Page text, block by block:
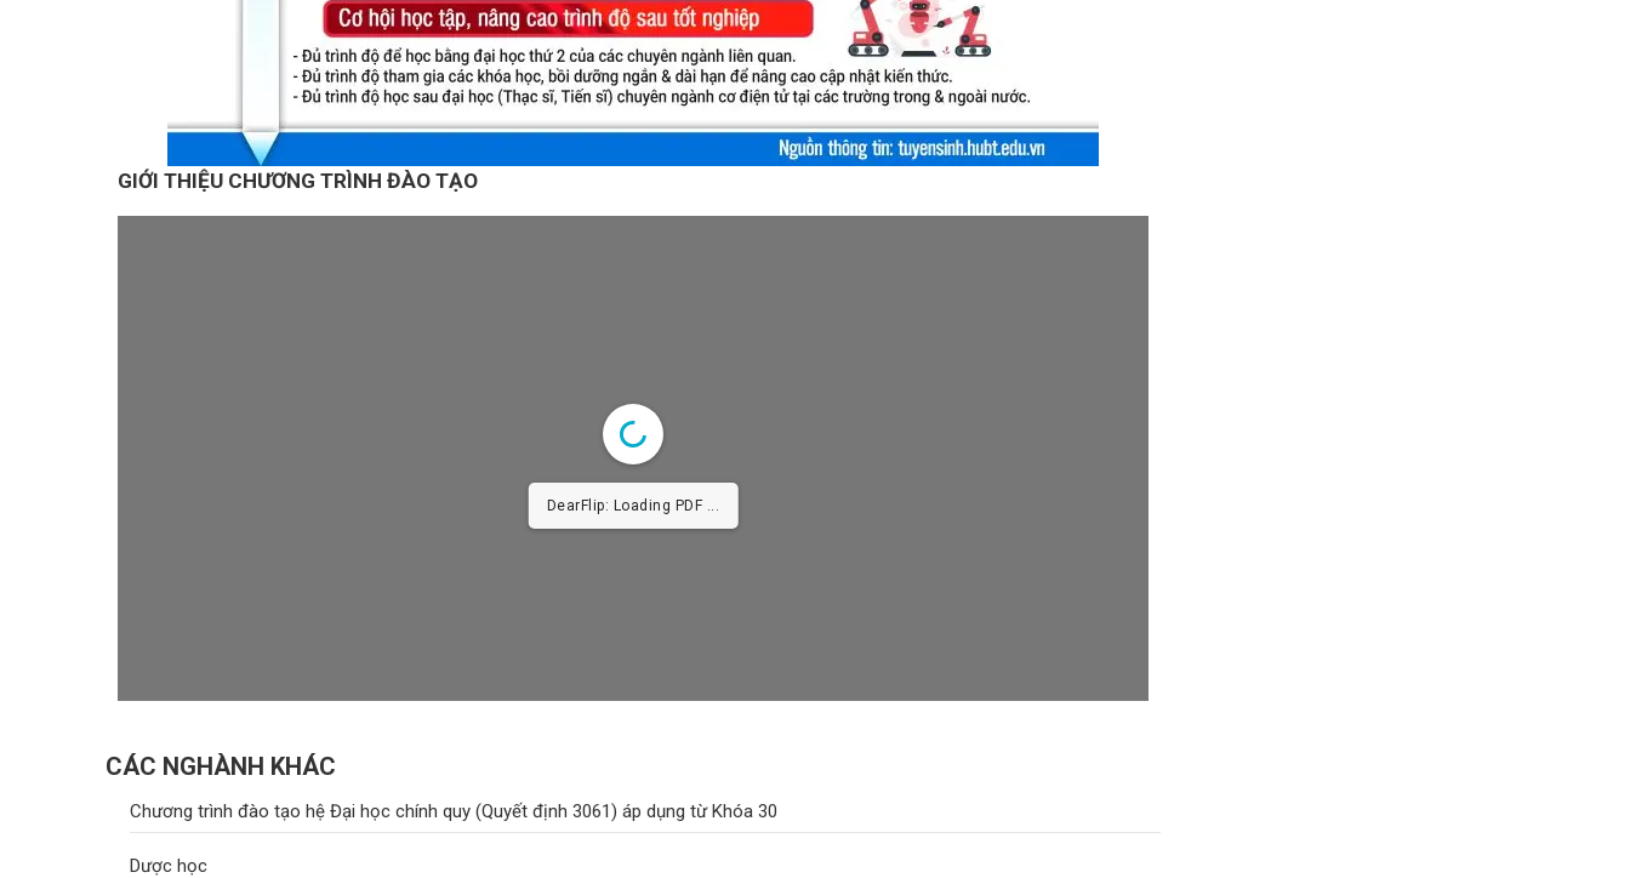
GIỚI THIỆU CHƯƠNG TRÌNH ĐÀO TẠO
DearFlip: Loading PDF 10% ...
CÁC NGHÀNH KHÁC
Chương trình đào tạo hệ Đại học chính quy (Quyết định 3061) áp dụng từ Khóa 30
Dược học